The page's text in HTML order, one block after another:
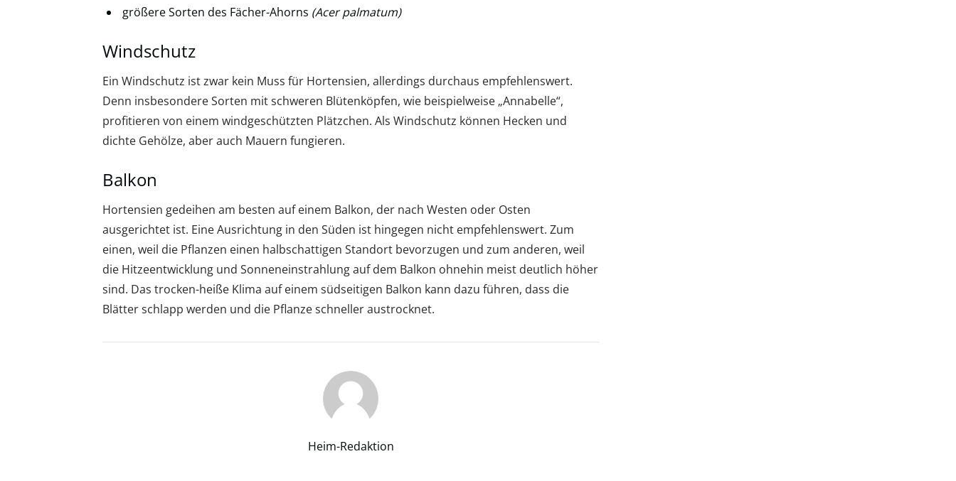
größere Sorten des Fächer-Ahorns (Acer palmatum)
Windschutz
Ein Windschutz ist zwar kein Muss für Hortensien, allerdings durchaus empfehlenswert.
Denn insbesondere Sorten mit schweren Blütenköpfen, wie beispielweise „Annabelle“,
profitieren von einem windgeschützten Plätzchen. Als Windschutz können Hecken und
dichte Gehölze, aber auch Mauern fungieren.
Balkon
Hortensien gedeihen am besten auf einem Balkon, der nach Westen oder Osten
ausgerichtet ist. Eine Ausrichtung in den Süden ist hingegen nicht empfehlenswert. Zum
einen, weil die Pflanzen einen halbschattigen Standort bevorzugen und zum anderen, weil
die Hitzeentwicklung und Sonneneinstrahlung auf dem Balkon ohnehin meist deutlich höher
sind. Das trocken-heiße Klima auf einem südseitigen Balkon kann dazu führen, dass die
Blätter schlapp werden und die Pflanze schneller austrocknet.
Heim-Redaktion